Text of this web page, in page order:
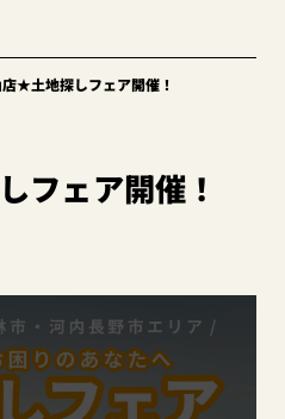
★土地探しフェア開催！
フェア開催！